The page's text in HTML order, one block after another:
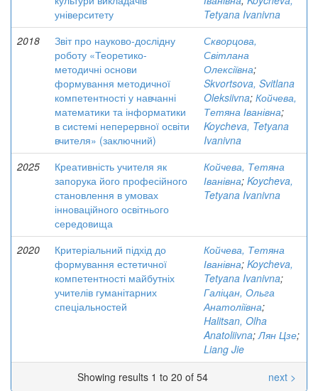
університету
Tetyana Ivanivna
2018
Звіт про науково-дослідну
роботу «Теоретико-
методичні основи
формування методичної
компетентності у навчанні
математики та інформатики
в системі неперервної освіти
вчителя» (заключний)
Скворцова,
Світлана
Олексіївна;
Skvortsova, Svitlana
Oleksiivna; Койчева,
Тетяна Іванівна;
Koycheva, Tetyana
Ivanivna
2025
Креативність учителя як
запорука його професійного
становлення в умовах
інноваційного освітнього
середовища
Койчева, Тетяна
Іванівна; Koycheva,
Tetyana Ivanivna
2020
Критеріальний підхід до
формування естетичної
компетентності майбутніх
учителів гуманітарних
спеціальностей
Койчева, Тетяна
Іванівна; Koycheva,
Tetyana Ivanivna;
Галіцан, Ольга
Анатоліївна;
Halitsan, Olha
Anatoliivna;Лян Цзе;
Liang Jie
Showing results 1 to 20 of 54
next >